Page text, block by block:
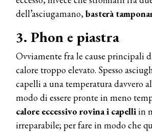
dell’asciugamano,basterà
3. Phon e piastra
Ovviamente fra le cause principali di
calore troppo elevato. Spesso
capelli a una temperatura davvero
modo di essere pronte in meno
calore eccessivo rovina i capelliin
irreparabile; per fare in modo che